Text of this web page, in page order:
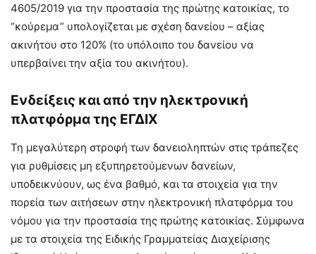
4605/2019 για την προστασία της πρώτης κατοικίας, το
“κούρεμα” υπολογίζεται με σχέση δανείου – αξίας
ακινήτου στο 120% (το υπόλοιπο του δανείου να
υπερβαίνει την αξία του ακινήτου).
Ενδείξεις και από την ηλεκτρονική
πλατφόρμα της ΕΓΔΙΧ
Τη μεγαλύτερη στροφή των δανειοληπτών στις τράπεζες
για ρυθμίσεις μη εξυπηρετούμενων δανείων,
υποδεικνύουν, ως ένα βαθμό, και τα στοιχεία για την
πορεία των αιτήσεων στην ηλεκτρονική πλατφόρμα του
νόμου για την προστασία της πρώτης κατοικίας. Σύμφωνα
με τα στοιχεία της Ειδικής Γραμματείας Διαχείρισης